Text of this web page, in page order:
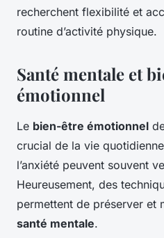
recherchent flexibilité et
routine d’activité physique.
Santé mentale et
émotionnel
Le bien-être émotionnel
crucial de la vie
l’anxiété peuvent souvent
Heureusement, des
permettent de préserver et
santé mentale.